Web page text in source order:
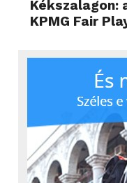
Kékszalagon:
KPMG Fair